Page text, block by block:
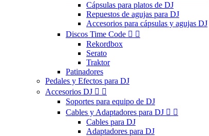
Cápsulas para platos de DJ
Repuestos de agujas para DJ
Accesorios para cápsulas y agujas DJ
Discos Time Code  
Rekordbox
Serato
Traktor
Patinadores
Pedales y Efectos para DJ
Accesorios DJ  
Soportes para equipo de DJ
Cables y Adaptadores para DJ  
Cables para DJ
Adaptadores para DJ